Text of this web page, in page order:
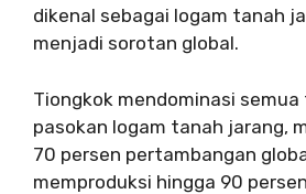
dikenal sebagai logam tanah
menjadi sorotan global.
Tiongkok mendominasi
pasokan logam tanah jarang,
70 persen pertambangan
memproduksi hingga 90